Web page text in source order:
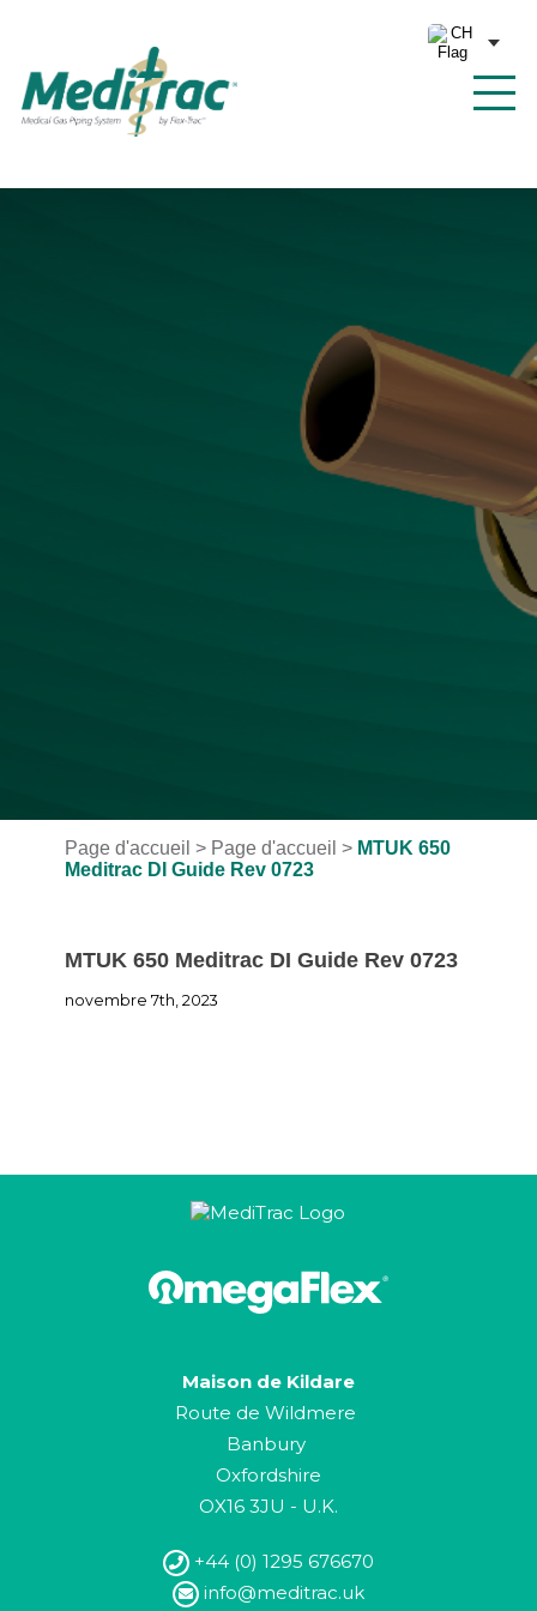
Page d'accueil > Page d'accueil > MTUK 650
Meditrac DI Guide Rev 0723
MTUK 650 Meditrac DI Guide Rev 0723
novembre 7th, 2023
Maison de Kildare
Route de Wildmere
Banbury
Oxfordshire
OX16 3JU - U.K.
+44 (0) 1295 676670
info@meditrac.uk